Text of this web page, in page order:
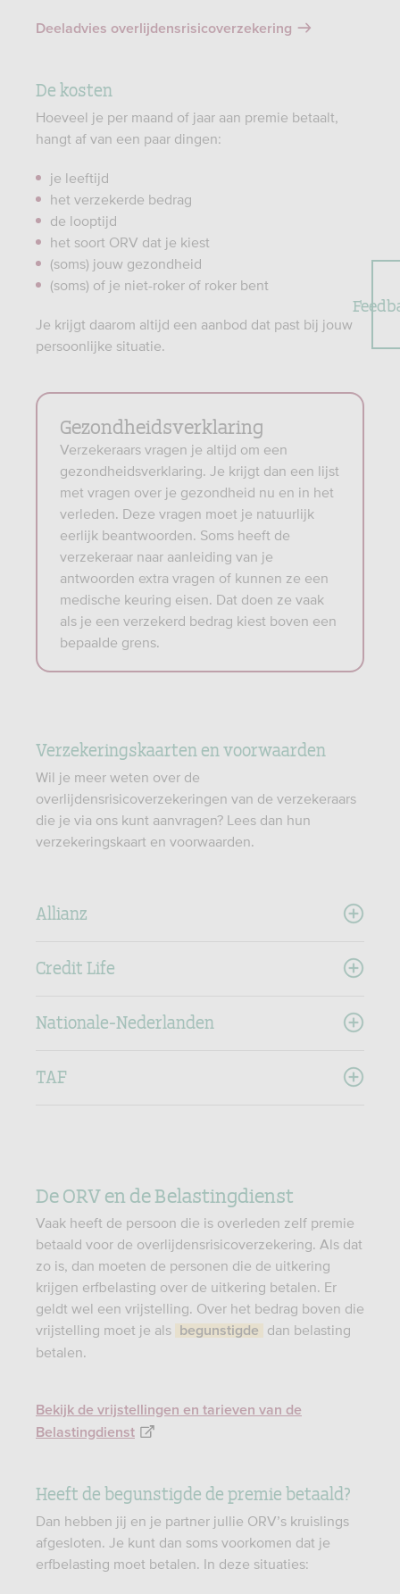
Deeladvies overlijdensrisicoverzekering
De kosten
Hoeveel je per maand of jaar aan premie betaalt,
hangt af van een paar dingen:
je leeftijd
het verzekerde bedrag
de looptijd
het soort ORV dat je kiest
(soms) jouw gezondheid
(soms) of je niet-roker of roker bent
Je krijgt daarom altijd een aanbod dat past bij jouw
persoonlijke situatie.
Gezondheidsverklaring
Verzekeraars vragen je altijd om een
gezondheidsverklaring. Je krijgt dan een lijst
met vragen over je gezondheid nu en in het
verleden. Deze vragen moet je natuurlijk
eerlijk beantwoorden. Soms heeft de
verzekeraar naar aanleiding van je
antwoorden extra vragen of kunnen ze een
medische keuring eisen. Dat doen ze vaak
als je een verzekerd bedrag kiest boven een
bepaalde grens.
Verzekeringskaarten en voorwaarden
Wil je meer weten over de
overlijdensrisicoverzekeringen van de verzekeraars
die je via ons kunt aanvragen? Lees dan hun
verzekeringskaart en voorwaarden.
Allianz
Credit Life
Nationale-Nederlanden
TAF
De ORV en de Belastingdienst
Vaak heeft de persoon die is overleden zelf premie
betaald voor de overlijdensrisicoverzekering. Als dat
zo is, dan moeten de personen die de uitkering
krijgen erfbelasting over de uitkering betalen. Er
geldt wel een vrijstelling. Over het bedrag boven die
vrijstelling moet je als
begunstigde
dan belasting
betalen.
Bekijk de vrijstellingen en tarieven van de
Belastingdienst
Heeft de begunstigde de premie betaald?
Dan hebben jij en je partner jullie ORV’s kruislings
afgesloten. Je kunt dan soms voorkomen dat je
erfbelasting moet betalen. In deze situaties: